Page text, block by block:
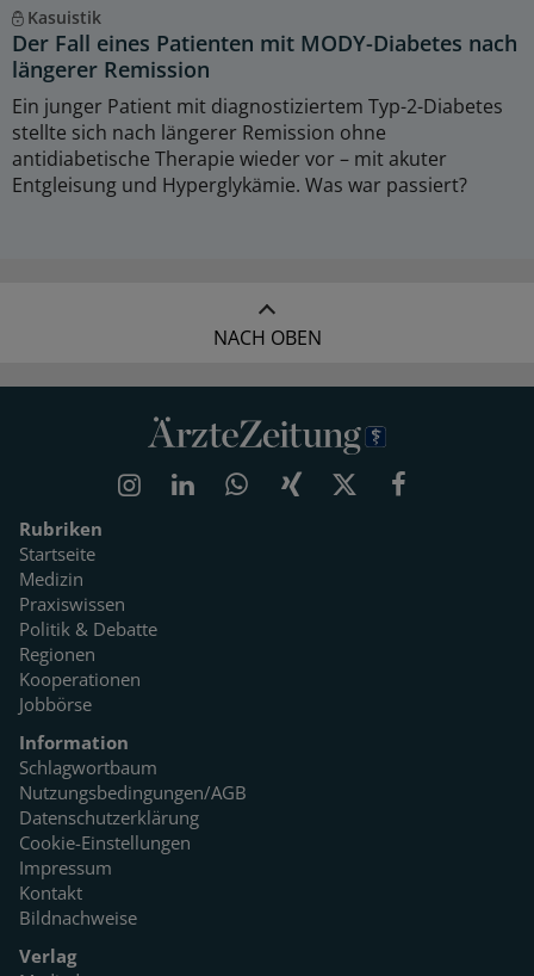
Kasuistik
Der Fall eines Patienten mit MODY-Diabetes nach
längerer Remission
Ein junger Patient mit diagnostiziertem Typ-2-Diabetes
stellte sich nach längerer Remission ohne
antidiabetische Therapie wieder vor – mit akuter
Entgleisung und Hyperglykämie. Was war passiert?
NACH OBEN
Rubriken
Startseite
Medizin
Praxiswissen
Politik & Debatte
Regionen
Kooperationen
Jobbörse
Information
Schlagwortbaum
Nutzungsbedingungen/AGB
Datenschutzerklärung
Cookie-Einstellungen
Impressum
Kontakt
Bildnachweise
Verlag